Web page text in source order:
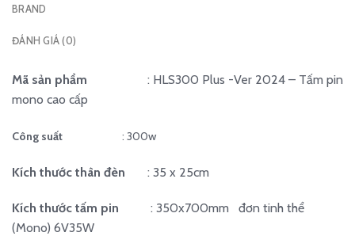
BRAND
ĐÁNH GIÁ (0)
Mã sản phẩm : HLS300 Plus -Ver 2024 – Tấm pin
mono cao cấp
Công suất : 300w
Kích thước thân đèn : 35 x 25cm
Kích thước tấm pin : 350x700mm đơn tinh thể
(Mono) 6V35W